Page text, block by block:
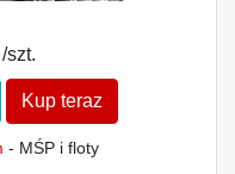
/szt.
Kup teraz
- MŚP i floty